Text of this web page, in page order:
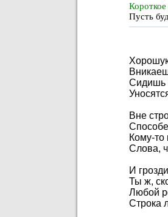
Пусть
Сидишь
Вне
Кому-то
Слова,
И
Ты ж,
Любой
Строка